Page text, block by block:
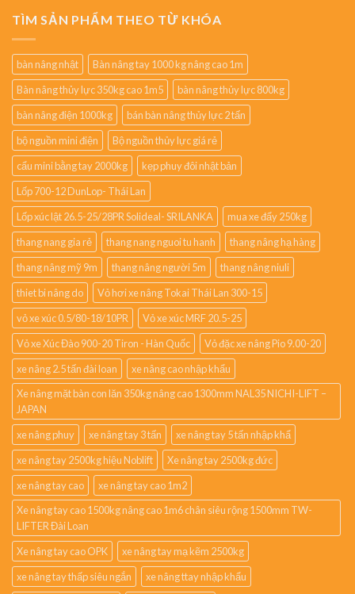
TÌM SẢN PHẨM THEO TỪ KHÓA
bàn nâng nhật
Bàn nâng tay 1000 kg nâng cao 1m
Bàn nâng thủy lực 350kg cao 1m5
bàn nâng thủy lực 800kg
bàn nâng điện 1000kg
bán bàn nâng thủy lực 2 tấn
bộ nguồn mini điện
Bộ nguồn thủy lực giá rẻ
cẩu mini bằng tay 2000kg
kẹp phuy đôi nhật bản
Lốp 700-12 DunLop- Thái Lan
Lốp xúc lật 26.5-25/28PR Solideal- SRILANKA
mua xe đẩy 250kg
thang nang gia rẻ
thang nang nguoi tu hanh
thang nâng hạ hàng
thang nâng mỹ 9m
thang nâng người 5m
thang nâng niuli
thiet bi nâng do
Vỏ hơi xe nâng Tokai Thái Lan 300-15
vỏ xe xúc 0.5/80-18/10PR
Vỏ xe xúc MRF 20.5-25
Vỏ xe Xúc Đào 900-20 Tiron - Hàn Quốc
Vỏ đặc xe nâng Pio 9.00-20
xe nâng 2.5 tấn đài loan
xe nâng cao nhập khẩu
Xe nâng mặt bàn con lăn 350kg nâng cao 1300mm NAL35 NICHI-LIFT –
JAPAN
xe nâng phuy
xe nâng tay 3 tấn
xe nâng tay 5 tấn nhập khẩ
xe nâng tay 2500kg hiệu Noblift
Xe nâng tay 2500kg đức
xe nâng tay cao
xe nâng tay cao 1m2
Xe nâng tay cao 1500kg nâng cao 1m6 chân siêu rộng 1500mm TW-
LIFTER Đài Loan
Xe nâng tay cao OPK
xe nâng tay mạ kẽm 2500kg
xe nâng tay thấp siêu ngắn
xe nâng ttay nhập khẩu